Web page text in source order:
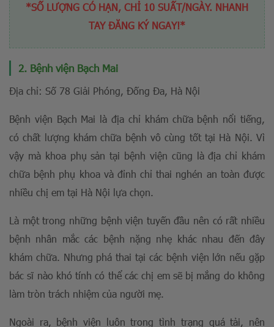
*SỐ LƯỢNG CÓ HẠN, CHỈ 10 SUẤT/NGÀY. NHANH
TAY ĐĂNG KÝ NGAY!*
2. Bệnh viện Bạch Mai
Địa chỉ: Số 78 Giải Phóng, Đống Đa, Hà Nội
Bệnh viện Bạch Mai là địa chỉ khám chữa bệnh nổi tiếng,
có chất lượng khám chữa bệnh vô cùng tốt tại Hà Nội. Vì
vậy mà khoa phụ sản tại bệnh viện cũng là địa chỉ khám
chữa bệnh phụ khoa và đỉnh chỉ thai nghén an toàn được
nhiều chị em tại Hà Nội lựa chọn.
Là một trong những bệnh viện tuyến đầu nên có rất nhiều
bệnh nhân mắc các bệnh nặng nhẹ khác nhau đến đây
khám chữa. Nhưng phá thai tại các bệnh viện lớn nếu gặp
bác sĩ nào khó tính có thể các chị em sẽ bị mắng do không
làm tròn trách nhiệm của người mẹ.
Ngoài ra, bệnh viện luôn trong tình trạng quá tải, nên